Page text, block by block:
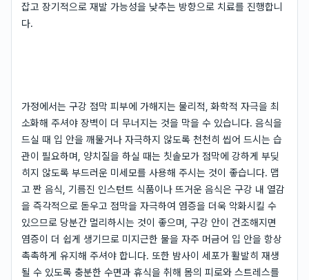
잡고 장기적으로 재발 가능성을 낮추는 방향으로 치료를 진행합니
다.
가정에서는 구강 점막 피부에 가해지는 물리적, 화학적 자극을 최
소화해 주셔야 장벽이 더 무너지는 것을 막을 수 있습니다. 음식을
드실 때 입 안을 깨물거나 자극하지 않도록 천천히 씹어 드시는 습
관이 필요하며, 양치질을 하실 때는 칫솔모가 점막에 강하게 부딪
히지 않도록 부드러운 미세모를 사용해 주시는 것이 좋습니다. 맵
고 짠 음식, 기름진 인스턴트 식품이나 뜨거운 음식은 구강 내 열감
을 즉각적으로 돋우고 점막을 자극하여 염증을 더욱 악화시킬 수
있으므로 당분간 멀리하시는 것이 좋으며, 구강 안이 건조해지면
염증이 더 쉽게 생기므로 미지근한 물을 자주 머금어 입 안을 항상
촉촉하게 유지해 주셔야 합니다. 또한 밤사이 세포가 활발히 재생
될 수 있도록 충분한 수면과 휴식을 취해 몸의 피로와 스트레스를